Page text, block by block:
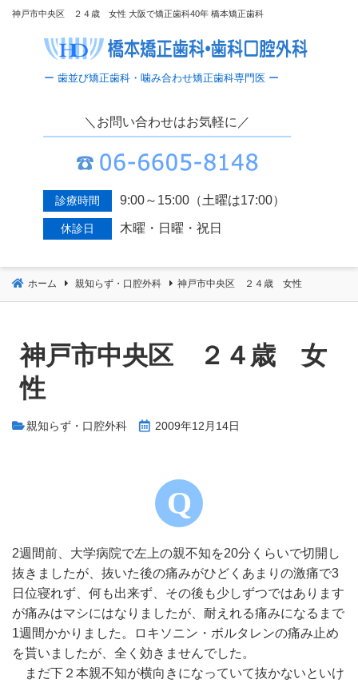
神戸市中央区 ２４歳 女性 大阪で矯正歯科40年 橋本矯正歯科
＼お問い合わせはお気軽に／
診療時間 9:00～15:00（土曜は17:00）
休診日 木曜・日曜・祝日
ホーム 親知らず・口腔外科 神戸市中央区 ２４歳 女性
神戸市中央区 ２４歳 女
性
親知らず・口腔外科 2009年12月14日
2週間前、大学病院で左上の親不知を20分くらいで切開し
抜きましたが、抜いた後の痛みがひどくあまりの激痛で3
日位寝れず、何も出来ず、その後も少しずつではあります
が痛みはマシにはなりましたが、耐えれる痛みになるまで
1週間かかりました。ロキソニン・ボルタレンの痛み止め
を貰いましたが、全く効きませんでした。
まだ下２本親不知が横向きになっていて抜かないといけ